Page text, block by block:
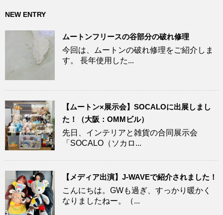
NEW ENTRY
ムートンフリースの谷部分の破れ修理
今回は、ムートンの破れ修理をご紹介しま
す。 長年使用した...
【ムートン×展示会】SOCALOに出展しまし
た！（大阪：OMMビル）
先日、インテリアと雑貨の合同展示会
「SOCALO（ソカロ...
【メディア出演】J-WAVEで紹介されました！
こんにちは。GWも過ぎ、すっかり暖かく
なりましたねー。（...